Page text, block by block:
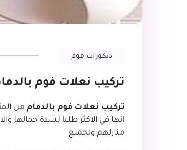
ديكورات فوم
تركيب نعلات فوم بالدمام جوال:0507832660 براويز فوم جدران بالشرقية
تركيب نعلات فوم بالدمام من
انها في الاكثر طلبا لشدة
منازلهم ولجميع